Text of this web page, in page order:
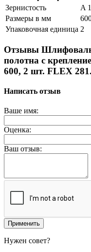
Зернистость
A
Размеры в мм
Упаковочная единица 2
Отзывы
полотна с
600, 2 шт. FLEX
Написать отзыв
Ваше имя:
Оценка:
Ваш отзыв:
Применить
Нужен совет?